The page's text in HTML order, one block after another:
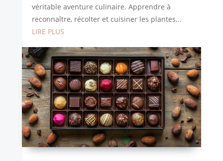
véritable aventure culinaire. Apprendre à
reconnaître, récolter et cuisiner les plantes...
LIRE PLUS